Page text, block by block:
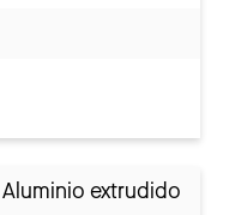
Aluminio extrudido